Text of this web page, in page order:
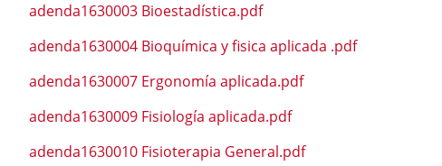
adenda1630003 Bioestadística.pdf
adenda1630004 Bioquímica y fisica aplicada .pdf
adenda1630007 Ergonomía aplicada.pdf
adenda1630009 Fisiología aplicada.pdf
adenda1630010 Fisioterapia General.pdf